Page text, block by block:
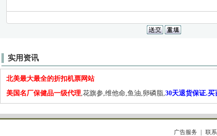
实用资讯
北美最大最全的折扣机票网站
美国名厂保健品一级代理,花旗参,维他命,鱼油,卵磷脂,30天退货保证.买
广告服务 联